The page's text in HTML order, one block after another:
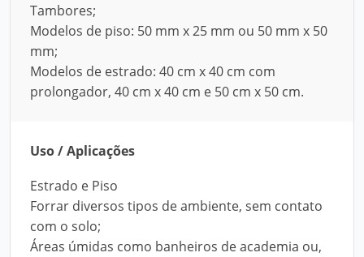
Tambores;
Modelos de piso: 50 mm x 25 mm ou 50 mm x 50
mm;
Modelos de estrado: 40 cm x 40 cm com
prolongador, 40 cm x 40 cm e 50 cm x 50 cm.
Uso / Aplicações
Estrado e Piso
Forrar diversos tipos de ambiente, sem contato
com o solo;
Áreas úmidas como banheiros de academia ou,